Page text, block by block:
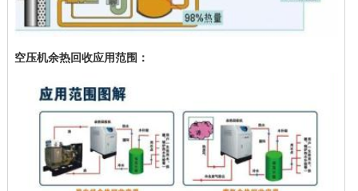
空压机余热回收应用范围：